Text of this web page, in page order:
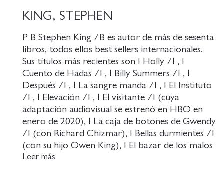
KING, STEPHEN
P B Stephen King /B es autor de más de sesenta
libros, todos ellos best sellers internacionales.
Sus títulos más recientes son I Holly /I , I
Cuento de Hadas /I , I Billy Summers /I , I
Después /I , I La sangre manda /I , I El Instituto
/I , I Elevación /I , I El visitante /I (cuya
adaptación audiovisual se estrenó en HBO en
enero de 2020), I La caja de botones de Gwendy
/I (con Richard Chizmar), I Bellas durmientes /I
(con su hijo Owen King), I El bazar de los malos
sueños /I , la trilogía Bill Hodges ( I Mr.
Leer más